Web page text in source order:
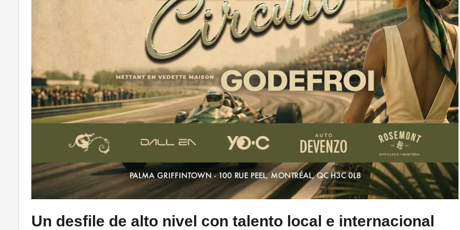
Un desfile de alto nivel con talento local e internacional